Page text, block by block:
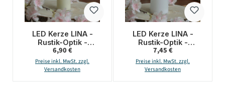
LED Kerze LINA -
Rustik-Optik -
Echtwachs - H: 12,5cm
- D: 5cm - Batterie -
Timer - creme
Regulärer Preis:
6,90 €
Preise inkl. MwSt. zzgl.
Versandkosten
LED Kerze LINA -
Rustik-Optik -
Echtwachs - 3D
Flamme - H: 11cm - D:
7cm - Batterie - Timer
Regulärer Preis:
7,45 €
Preise inkl. MwSt. zzgl.
Versandkosten